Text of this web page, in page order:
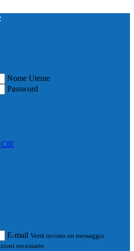
Nome Utente
Password
E-mail Verrà inviato un messaggio
necessarie.